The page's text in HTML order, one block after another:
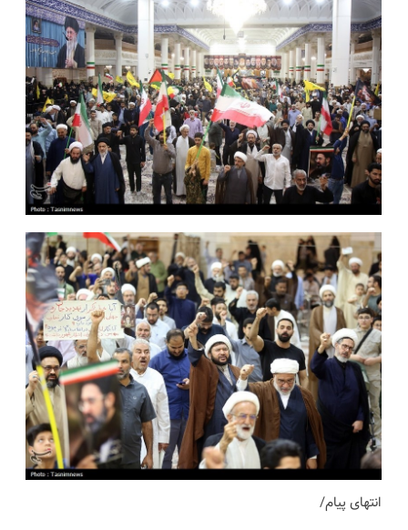
انتهای پیام/